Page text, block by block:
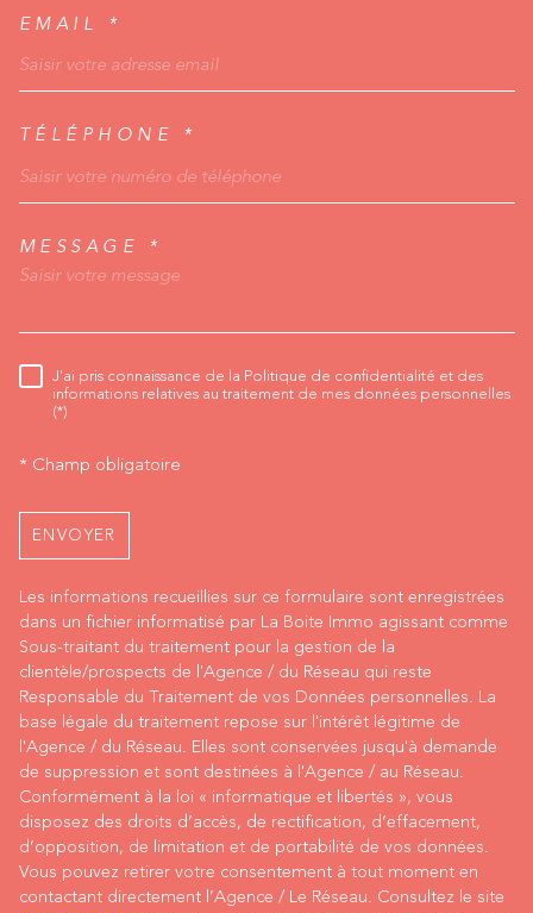
EMAIL *
TÉLÉPHONE *
MESSAGE *
RÈGLEMENTATION
J'ai pris connaissance de la Politique de confidentialité et des
informations relatives au traitement de mes données personnelles
(*)
* Champ obligatoire
ENVOYER
Les informations recueillies sur ce formulaire sont enregistrées
dans un fichier informatisé par La Boite Immo agissant comme
Sous-traitant du traitement pour la gestion de la
clientèle/prospects de l'Agence / du Réseau qui reste
Responsable du Traitement de vos Données personnelles. La
base légale du traitement repose sur l'intérêt légitime de
l'Agence / du Réseau. Elles sont conservées jusqu'à demande
de suppression et sont destinées à l'Agence / au Réseau.
Conformément à la loi « informatique et libertés », vous
disposez des droits d’accès, de rectification, d’effacement,
d’opposition, de limitation et de portabilité de vos données.
Vous pouvez retirer votre consentement à tout moment en
contactant directement l’Agence / Le Réseau. Consultez le site